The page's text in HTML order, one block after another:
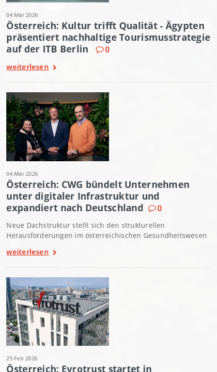
04 Mär 2026
Österreich: Kultur trifft Qualität - Ägypten
präsentiert nachhaltige Tourismusstrategie
auf der ITB Berlin
0
weiterlesen
04 Mär 2026
Österreich: CWG bündelt Unternehmen
unter digitaler Infrastruktur und
expandiert nach Deutschland
0
Neue Dachstruktur stellt sich den strukturellen
Herausforderungen im österreichischen Gesundheitswesen
weiterlesen
25 Feb 2026
Österreich: Evrotrust startet in